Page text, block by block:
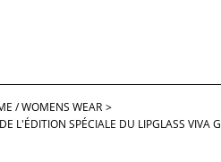
/ WOMENS WEAR >
L'ÉDITION SPÉCIALE DU LIPGLASS VIVA